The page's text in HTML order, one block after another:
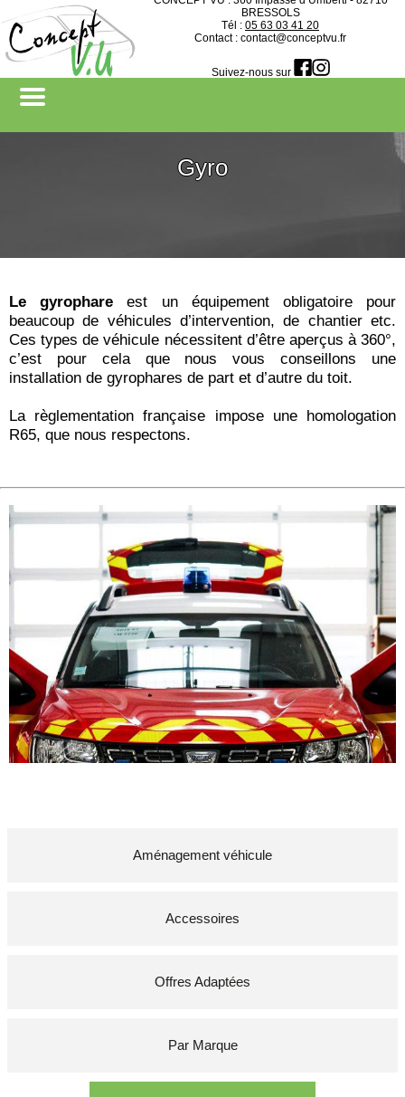
BRESSOLS
Tél : 05 63 03 41 20
Contact : contact@conceptvu.fr
Suivez-nous sur
Gyro
Le gyrophare est un équipement obligatoire pour
beaucoup de véhicules d’intervention, de chantier etc.
Ces types de véhicule nécessitent d’être aperçus à 360°,
c’est pour cela que nous vous conseillons une
installation de gyrophares de part et d’autre du toit.
La règlementation française impose une homologation
R65, que nous respectons.
Aménagement véhicule
Accessoires
Offres Adaptées
Par Marque